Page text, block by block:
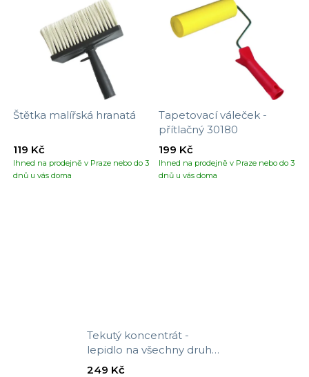
Štětka malířská hranatá
Ihned na prodejně v Praze nebo do 3
dnů u vás doma
119 Kč
Tapetovací váleček -
přítlačný 30180
Ihned na prodejně v Praze nebo do 3
dnů u vás doma
199 Kč
Tekutý koncentrát -
lepidlo na všechny druhy
tapet
249 Kč